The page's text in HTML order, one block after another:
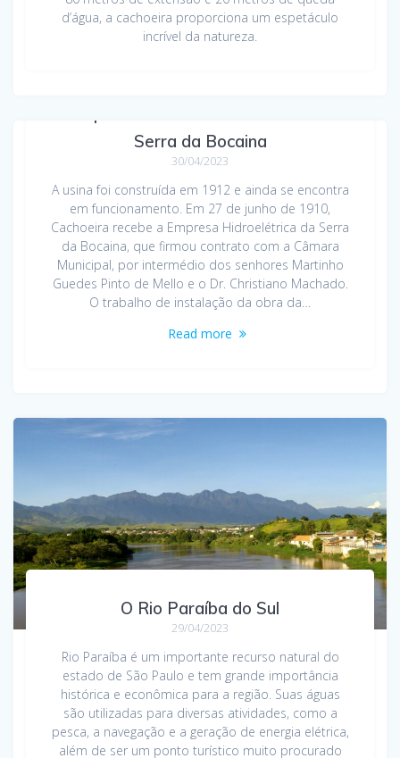
d’água, a cachoeira proporciona um espetáculo
incrível da natureza.
Serra da Bocaina
30/04/2023
A usina foi construída em 1912 e ainda se encontra
em funcionamento. Em 27 de junho de 1910,
Cachoeira recebe a Empresa Hidroelétrica da Serra
da Bocaina, que firmou contrato com a Câmara
Municipal, por intermédio dos senhores Martinho
Guedes Pinto de Mello e o Dr. Christiano Machado.
O trabalho de instalação da obra da…
Read more
O Rio Paraíba do Sul
29/04/2023
Rio Paraíba é um importante recurso natural do
estado de São Paulo e tem grande importância
histórica e econômica para a região. Suas águas
são utilizadas para diversas atividades, como a
pesca, a navegação e a geração de energia elétrica,
além de ser um ponto turístico muito procurado